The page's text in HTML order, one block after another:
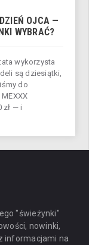
OJCA —
WYBRAĆ?
wykorzysta
są dziesiątki,
do
zł — i
"świeżynki"
nowinki,
informacjami na